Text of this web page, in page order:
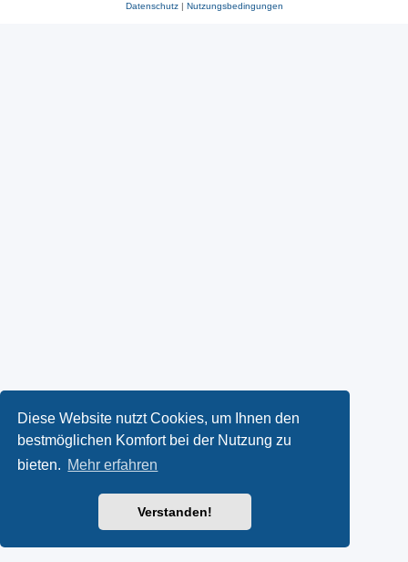
Diese Website nutzt Cookies, um Ihnen den
bestmöglichen Komfort bei der Nutzung zu
bieten. Mehr erfahren
Verstanden!
Datenschutz| Nutzungsbedingungen